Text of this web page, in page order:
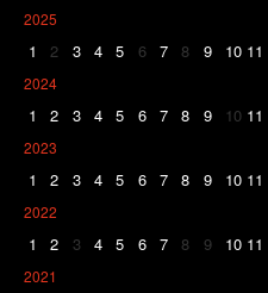
2025
1 2 3 4 5 6 7 8 9 10 11
2024
1 2 3 4 5 6 7 8 9 10 11
2023
1 2 3 4 5 6 7 8 9 10 11
2022
1 2 3 4 5 6 7 8 9 10 11
2021